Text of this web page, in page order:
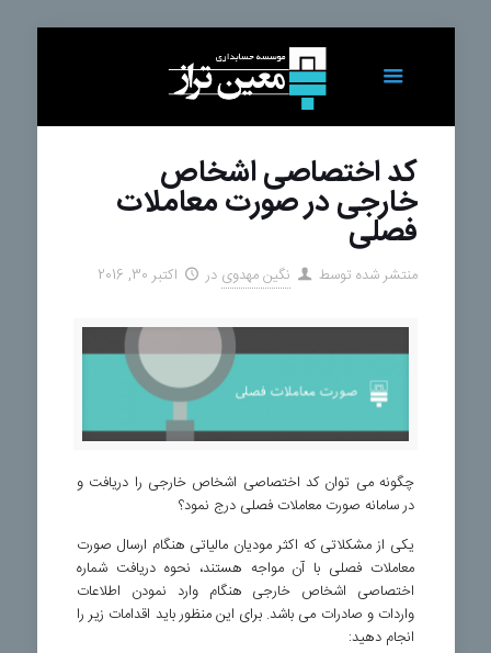
کد اختصاصی اشخاص
خارجی در صورت معاملات
فصلی
منتشر شده توسط نگین مهدوی در اکتبر 30, 2016
چگونه می توان کد اختصاصی اشخاص خارجی را دریافت و
در سامانه صورت معاملات فصلی درج نمود؟
یکی از مشکلاتی که اکثر مودیان مالیاتی هنگام ارسال صورت
معاملات فصلی با آن مواجه هستند، نحوه دریافت شماره
اختصاصی اشخاص خارجی هنگام وارد نمودن اطلاعات
واردات و صادرات می باشد. برای این منظور باید اقدامات زیر را
انجام دهید: